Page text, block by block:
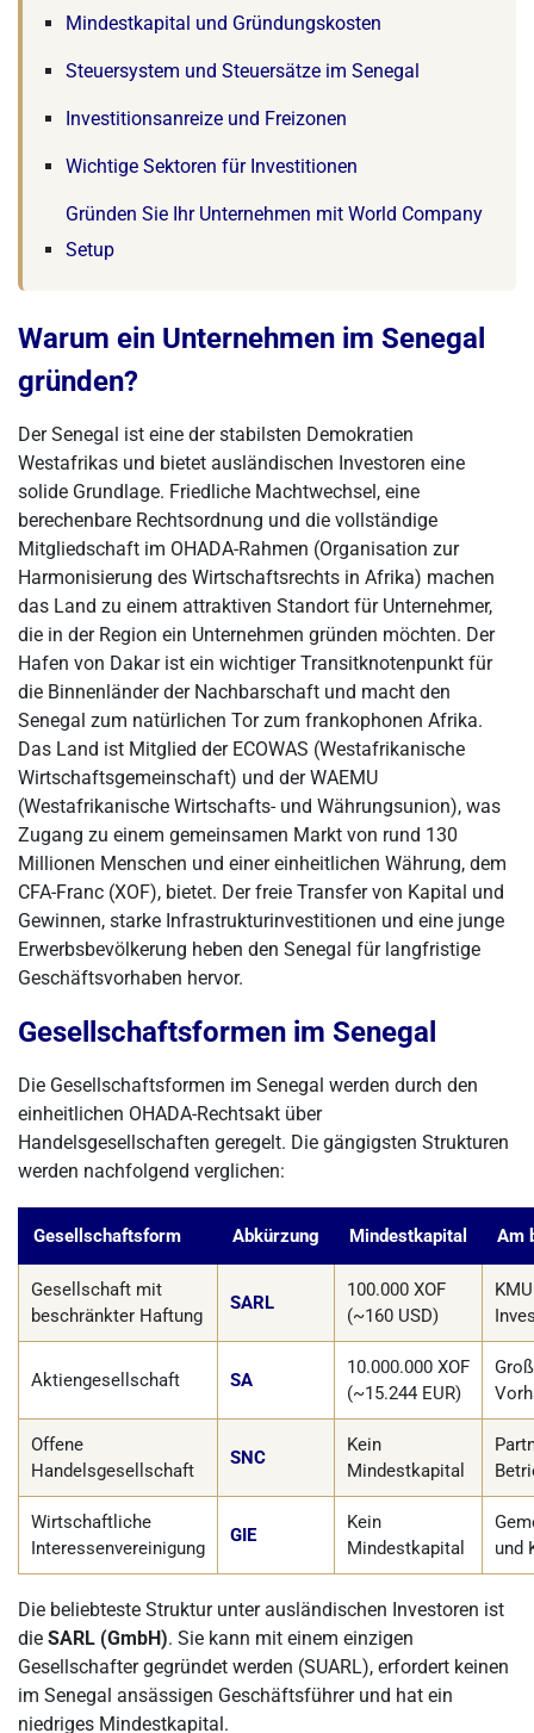
Mindestkapital und Gründungskosten
Steuersystem und Steuersätze im Senegal
Investitionsanreize und Freizonen
Wichtige Sektoren für Investitionen
Gründen Sie Ihr Unternehmen mit World Company
Setup
Warum ein Unternehmen im Senegal
gründen?
Der Senegal ist eine der stabilsten Demokratien
Westafrikas und bietet ausländischen Investoren eine
solide Grundlage. Friedliche Machtwechsel, eine
berechenbare Rechtsordnung und die vollständige
Mitgliedschaft im OHADA-Rahmen (Organisation zur
Harmonisierung des Wirtschaftsrechts in Afrika) machen
das Land zu einem attraktiven Standort für Unternehmer,
die in der Region ein Unternehmen gründen möchten. Der
Hafen von Dakar ist ein wichtiger Transitknotenpunkt für
die Binnenländer der Nachbarschaft und macht den
Senegal zum natürlichen Tor zum frankophonen Afrika.
Das Land ist Mitglied der ECOWAS (Westafrikanische
Wirtschaftsgemeinschaft) und der WAEMU
(Westafrikanische Wirtschafts- und Währungsunion), was
Zugang zu einem gemeinsamen Markt von rund 130
Millionen Menschen und einer einheitlichen Währung, dem
CFA-Franc (XOF), bietet. Der freie Transfer von Kapital und
Gewinnen, starke Infrastrukturinvestitionen und eine junge
Erwerbsbevölkerung heben den Senegal für langfristige
Geschäftsvorhaben hervor.
Gesellschaftsformen im Senegal
Die Gesellschaftsformen im Senegal werden durch den
einheitlichen OHADA-Rechtsakt über
Handelsgesellschaften geregelt. Die gängigsten Strukturen
werden nachfolgend verglichen:
Gesellschaftsform Abkürzung Mindestkapital Am
Gesellschaft mit
beschränkter Haftung
SARL
100.000 XOF
(~160 USD)
Aktiengesellschaft SA
10.000.000 XOF
(~15.244 EUR)
Offene
Handelsgesellschaft
SNC
Kein
Mindestkapital
Wirtschaftliche
Interessenvereinigung
GIE
Kein
Mindestkapital
und
Die beliebteste Struktur unter ausländischen Investoren ist
die SARL (GmbH). Sie kann mit einem einzigen
Gesellschafter gegründet werden (SUARL), erfordert keinen
im Senegal ansässigen Geschäftsführer und hat ein
niedriges Mindestkapital.